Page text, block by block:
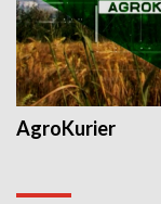
AgroKurier